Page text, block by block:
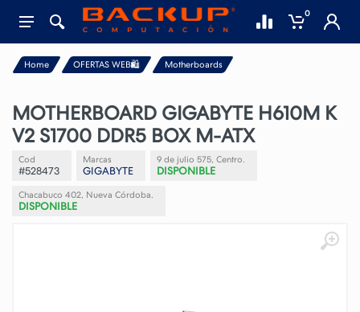
0
Home OFERTAS WEB🛍️ Motherboards
MOTHERBOARD GIGABYTE H610M K
V2 S1700 DDR5 BOX M-ATX
Cod
#528473
Marcas
GIGABYTE
9 de julio 575, Centro.
DISPONIBLE
Chacabuco 402, Nueva Córdoba.
DISPONIBLE